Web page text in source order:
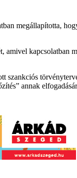
megállapította,
kapcsolatban
annak